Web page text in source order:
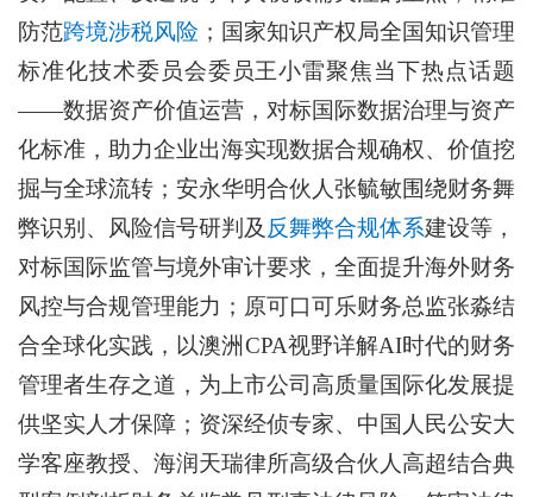
防范跨境涉税风险 ；国家知识产权局全国知识管理
标准化技术委员会委员王小雷聚焦当下热点话题
——数据资产价值运营，对标国际数据治理与资产
化标准，助力企业出海实现数据合规确权、价值挖
掘与全球流转；安永华明合伙人张毓敏围绕财务舞
弊识别、风险信号研判及 反舞弊合规体系建设等，
对标国际监管与境外审计要求，全面提升海外财务
风控与合规管理能力；原可口可乐财务总监张淼结
合全球化实践，以澳洲CPA视野详解AI时代的财务
管理者生存之道，为上市公司高质量国际化发展提
供坚实人才保障；资深经侦专家、中国人民公安大
学客座教授、海润天瑞律所高级合伙人高超结合典